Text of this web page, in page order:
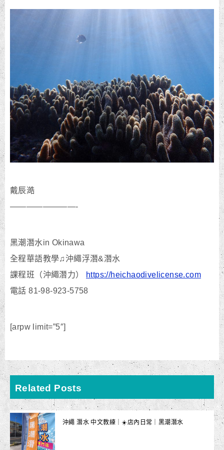
戴辰澔
————————-
黑潮潛水in Okinawa
全程華語教學♫沖繩浮潛&潛水
課程班（沖繩潛力）
https://heichaodivelicense.com
電話 81-98-923-5758
[arpw limit=”5″]
Related Posts
沖繩 潛水 中文教練｜☀️店內日常｜黑潮潛水